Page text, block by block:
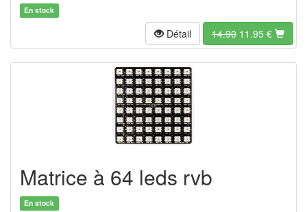
En stock
Détail 14.90 11.95 €
Matrice à 64 leds rvb
En stock